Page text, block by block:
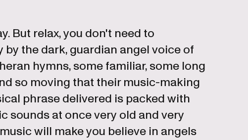
But relax, you don't need to
the dark, guardian angel voice of
hymns, some familiar, some long
so moving that their music-making
phrase delivered is packed with
sounds at once very old and very
will make you believe in angels